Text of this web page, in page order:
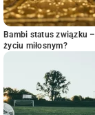
Bambi status związku
życiu miłosnym?